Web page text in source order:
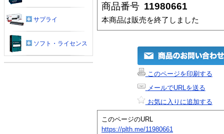
商品番号 11980661
本商品は販売を終了しました
このページを印刷する
メールでURLを送る
お気に入りに追加する
このページのURL
https://plth.me/11980661
サプライ
ソフト・ライセンス